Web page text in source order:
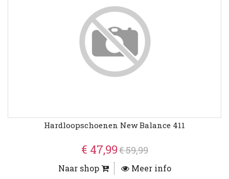
Hardloopschoenen New Balance 411
€ 47,99€ 59,99
Naar shop Meer info